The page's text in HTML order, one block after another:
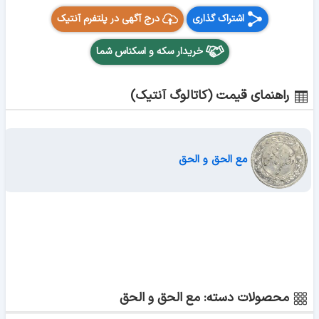
اشتراک گذاری درج آگهی در پلتفرم آنتیک
خریدار سکه و اسکناس شما
راهنمای قیمت (کاتالوگ آنتیک)
مع الحق و الحق
محصولات دسته: مع الحق و الحق